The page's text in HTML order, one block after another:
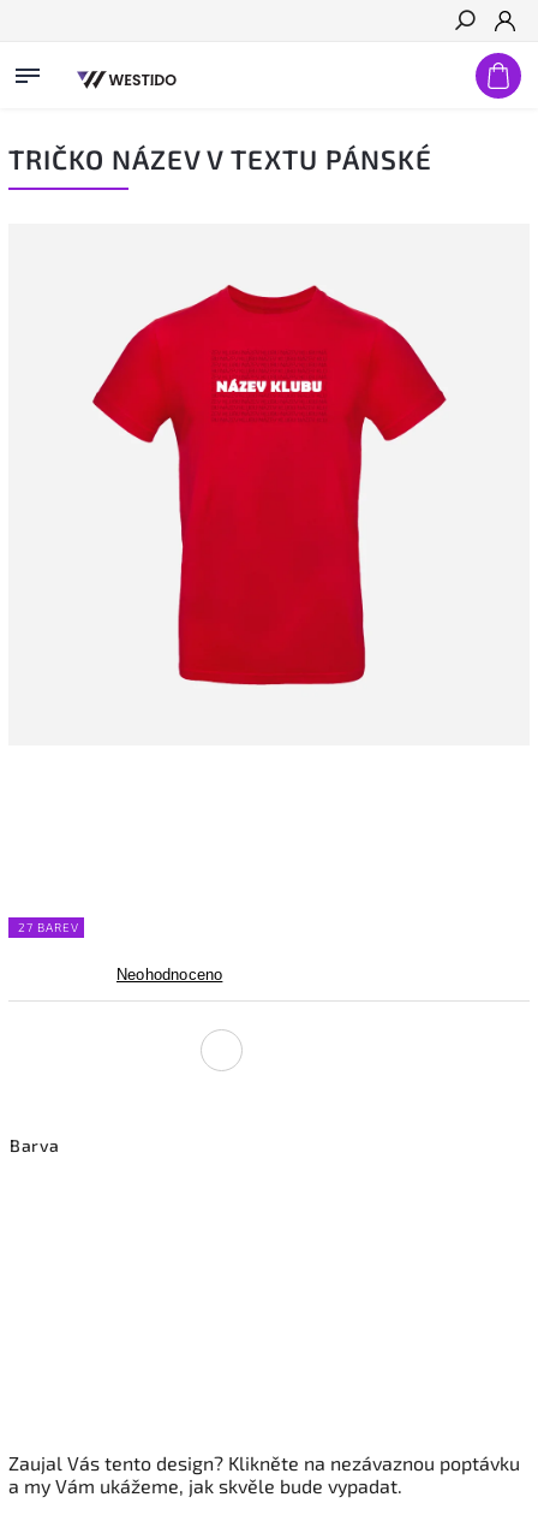
Hledat
TRIČKO NÁZEV V TEXTU PÁNSKÉ
27 BAREV
Neohodnoceno
Barva
Zaujal Vás tento design? Klikněte na nezávaznou poptávku
a my Vám ukážeme, jak skvěle bude vypadat.